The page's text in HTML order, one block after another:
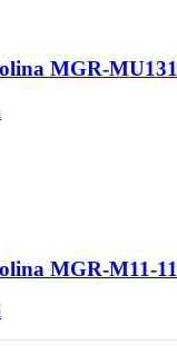
MGR-
MGR-M11-